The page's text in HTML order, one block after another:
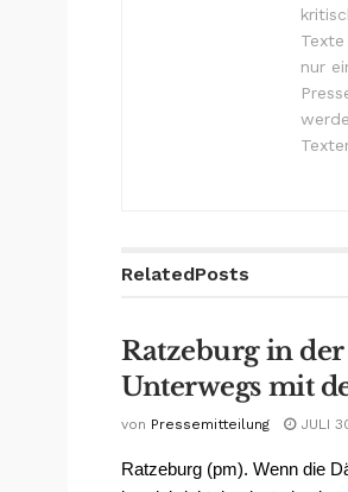
nur
RelatedPosts
Ratzeburg in
Unterwegs mit
von Pressemitteilung JULI
Ratzeburg (pm). Wenn die